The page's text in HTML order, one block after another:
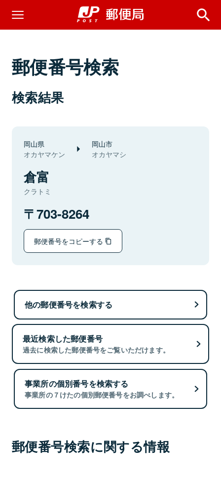
郵便番号検索
検索結果
岡山県
オカヤマケン
岡山市
オカヤマシ
倉富
クラトミ
703-8264
郵便番号をコピーする
他の郵便番号を検索する
最近検索した郵便番号
過去に検索した郵便番号をご覧いただけます。
事業所の個別番号を検索する
事業所の７けたの個別郵便番号をお調べします。
郵便番号検索に関する情報